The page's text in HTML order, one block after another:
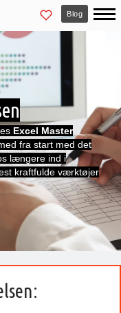
Blog
Excel Master
fra start med det
længere ind i
kraftfulde værktøjer